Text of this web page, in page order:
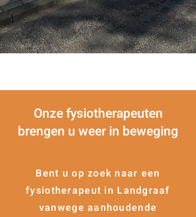
Onze fysiotherapeuten
brengen u weer in beweging
Bent u op zoek naar een
fysiotherapeut in Landgraaf
vanwege aanhoudende